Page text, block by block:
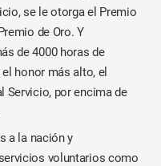
se le otorga el Premio
de Oro. Y
de 4000 horas de
honor más alto, el
Servicio, por encima de
a la nación y
voluntarios como